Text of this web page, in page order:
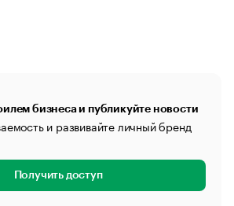
бизнеса и публикуйте новости
и развивайте личный бренд
Получить доступ